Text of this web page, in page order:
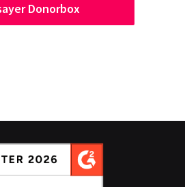
Donorbox